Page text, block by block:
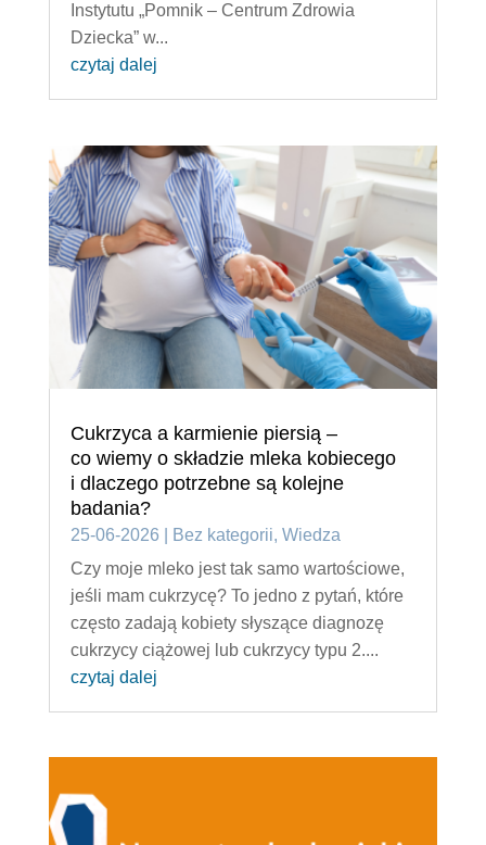
Instytutu „Pomnik – Centrum Zdrowia
Dziecka” w...
czytaj dalej
Cukrzyca a karmienie piersią –
co wiemy o składzie mleka kobiecego
i dlaczego potrzebne są kolejne
badania?
25-06-2026 Bez kategorii, Wiedza
Czy moje mleko jest tak samo wartościowe,
jeśli mam cukrzycę? To jedno z pytań, które
często zadają kobiety słyszące diagnozę
cukrzycy ciążowej lub cukrzycy typu 2....
czytaj dalej